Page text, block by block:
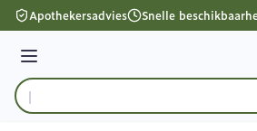
Ga naar de inhoud
Apothekersadvies Snelle
Menu
Product, merk, categorie...